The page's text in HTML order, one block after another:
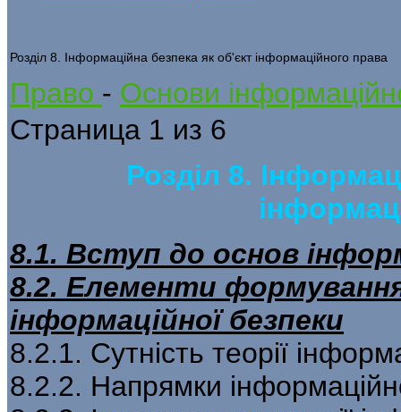
Розділ 8. Інформаційна безпека як об'єкт інформаційного права
Право - Основи
Страница 1 из 6
Розділ 8.
8.1. Вступ до основ
8.2. Елементи
інформаційної безпеки
8.2.1. Сутність теорії
8.2.2. Напрямки